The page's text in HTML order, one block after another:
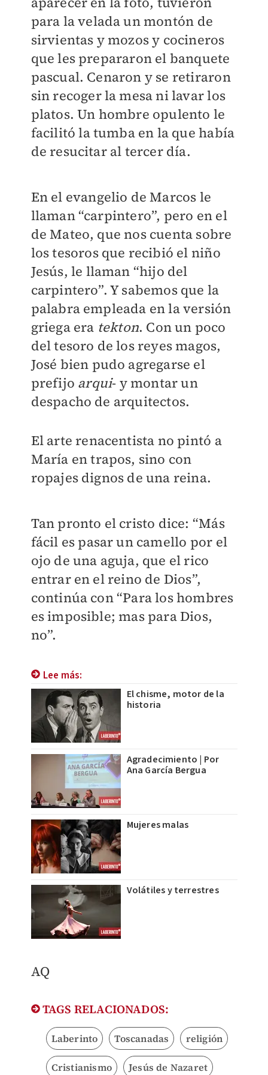
para la velada un montón de
sirvientas y mozos y cocineros
que les prepararon el banquete
pascual. Cenaron y se retiraron
sin recoger la mesa ni lavar los
platos. Un hombre opulento le
facilitó la tumba en la que había
de resucitar al tercer día.
En el evangelio de Marcos le
llaman “carpintero”, pero en el
de Mateo, que nos cuenta sobre
los tesoros que recibió el niño
Jesús, le llaman “hijo del
carpintero”. Y sabemos que la
palabra empleada en la versión
griega era tekton. Con un poco
del tesoro de los reyes magos,
José bien pudo agregarse el
prefijo arqui- y montar un
despacho de arquitectos.
El arte renacentista no pintó a
María en trapos, sino con
ropajes dignos de una reina.
Tan pronto el cristo dice: “Más
fácil es pasar un camello por el
ojo de una aguja, que el rico
entrar en el reino de Dios”,
continúa con “Para los hombres
es imposible; mas para Dios,
no”.
Lee más:
El chisme, motor de la
historia
Agradecimiento | Por
Ana García Bergua
Mujeres malas
Volátiles y terrestres
AQ
TAGS RELACIONADOS:
Laberinto Toscanadas religión
Cristianismo Jesús de Nazaret